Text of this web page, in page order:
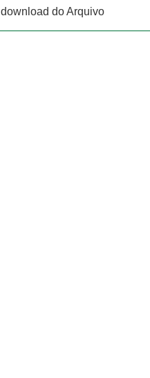
do Arquivo